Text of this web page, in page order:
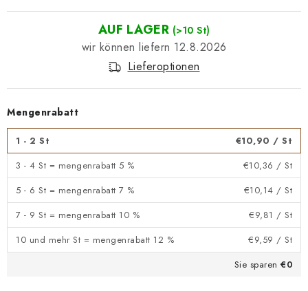
AUF LAGER (>10 St)
12.8.2026
Lieferoptionen
Mengenrabatt
1 - 2 St €10,90 / St
3 - 4 St = mengenrabatt 5 %
€10,36 / St
5 - 6 St = mengenrabatt 7 %
€10,14 / St
7 - 9 St = mengenrabatt 10 %
€9,81 / St
10 und mehr St = mengenrabatt 12 %
€9,59 / St
Sie sparen €0